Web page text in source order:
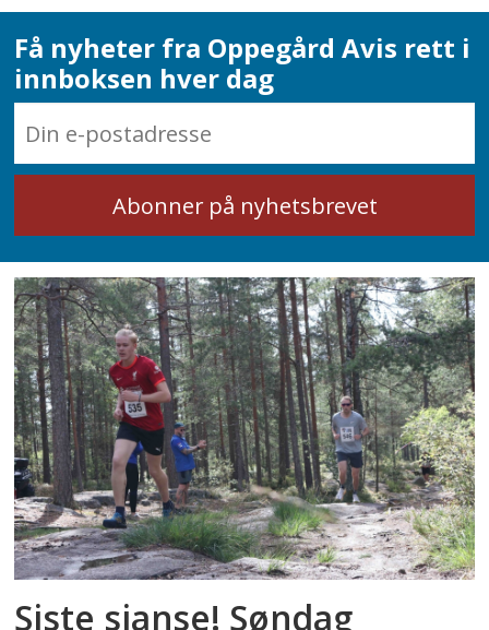
Få nyheter fra Oppegård Avis rett i
innboksen hver dag
Siste sjanse! Søndag